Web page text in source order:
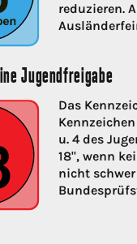
reduzieren.
Jugendfreigabe
Das
u. 4 des
18", wenn
nicht